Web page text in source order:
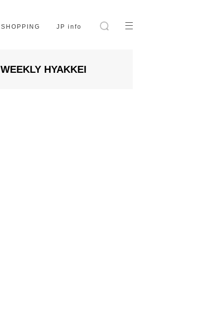
SHOPPING JP info
WEEKLY HYAKKEI